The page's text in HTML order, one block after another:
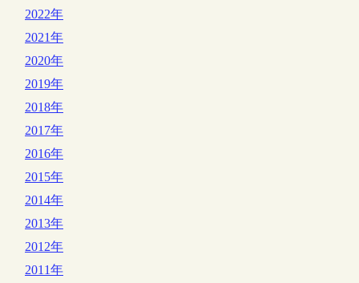
2022年
2021年
2020年
2019年
2018年
2017年
2016年
2015年
2014年
2013年
2012年
2011年